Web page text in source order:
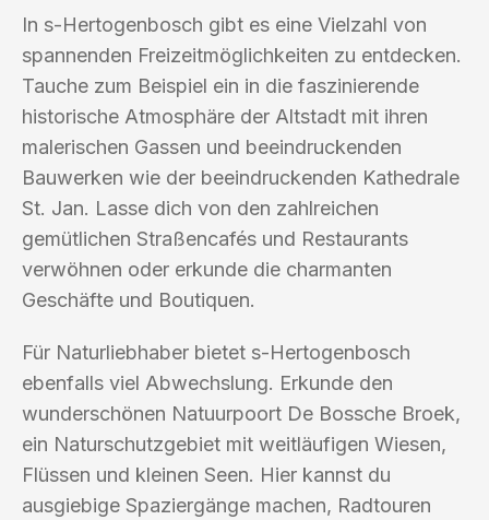
In s-Hertogenbosch gibt es eine Vielzahl von
spannenden Freizeitmöglichkeiten zu entdecken.
Tauche zum Beispiel ein in die faszinierende
historische Atmosphäre der Altstadt mit ihren
malerischen Gassen und beeindruckenden
Bauwerken wie der beeindruckenden Kathedrale
St. Jan. Lasse dich von den zahlreichen
gemütlichen Straßencafés und Restaurants
verwöhnen oder erkunde die charmanten
Geschäfte und Boutiquen.
Für Naturliebhaber bietet s-Hertogenbosch
ebenfalls viel Abwechslung. Erkunde den
wunderschönen Natuurpoort De Bossche Broek,
ein Naturschutzgebiet mit weitläufigen Wiesen,
Flüssen und kleinen Seen. Hier kannst du
ausgiebige Spaziergänge machen, Radtouren